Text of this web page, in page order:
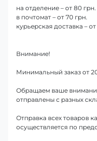
на отделение – от 80 грн.
в почтомат – от 70 грн.
курьерская доставка – от
Внимание!
Минимальный заказ от
Обращаем ваше
отправлены с разных
Отправка всех товаров
осуществляется по